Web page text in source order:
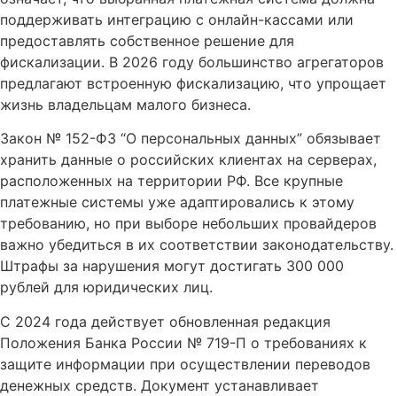
поддерживать интеграцию с онлайн-кассами или
предоставлять собственное решение для
фискализации. В 2026 году большинство агрегаторов
предлагают встроенную фискализацию, что упрощает
жизнь владельцам малого бизнеса.
Закон № 152-ФЗ “О персональных данных” обязывает
хранить данные о российских клиентах на серверах,
расположенных на территории РФ. Все крупные
платежные системы уже адаптировались к этому
требованию, но при выборе небольших провайдеров
важно убедиться в их соответствии законодательству.
Штрафы за нарушения могут достигать 300 000
рублей для юридических лиц.
С 2024 года действует обновленная редакция
Положения Банка России № 719-П о требованиях к
защите информации при осуществлении переводов
денежных средств. Документ устанавливает